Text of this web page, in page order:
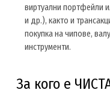
виртуални портфейли
и др.), както и
покупка на чипове,
инструменти.
За кого е